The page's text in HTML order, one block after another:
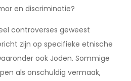
en discriminatie?
controverses geweest
zijn op specifieke etnische
ook Joden. Sommige
als onschuldig vermaak,